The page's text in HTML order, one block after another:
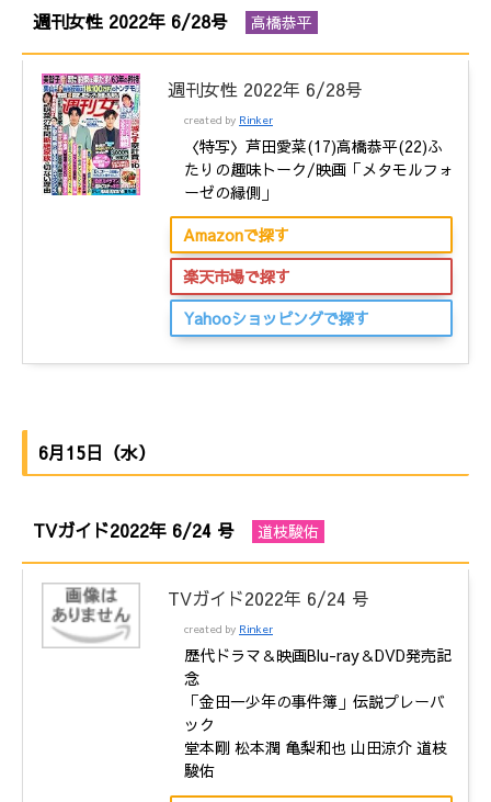
週刊女性 2022年 6/28号 高橋恭平
週刊女性 2022年 6/28号
created by Rinker
〈特写〉芦田愛菜(17)高橋恭平(22)ふ
たりの趣味トーク/映画「メタモルフォ
ーゼの縁側」
Amazonで探す
楽天市場で探す
Yahooショッピングで探す
6月15日（水）
TVガイド2022年 6/24 号 道枝駿佑
TVガイド2022年 6/24 号
created by Rinker
歴代ドラマ＆映画Blu-ray＆DVD発売記
念
「金田一少年の事件簿」伝説プレーバ
ック
堂本剛 松本潤 亀梨和也 山田涼介 道枝
駿佑